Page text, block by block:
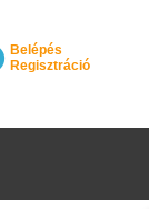
Belépés
Regisztráció